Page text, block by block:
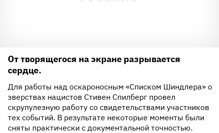
От творящегося на экране разрывается
сердце.
Для работы над оскароносным «Списком Шиндлера» о
зверствах нацистов Стивен Спилберг провел
скрупулезную работу со свидетельствами участников
тех событий. В результате некоторые моменты были
сняты практически с документальной точностью.